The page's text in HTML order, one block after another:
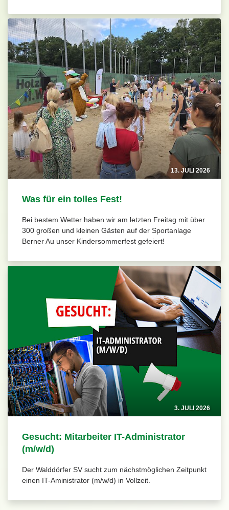
13. JULI 2026
Was für ein tolles Fest!
Bei bestem Wetter haben wir am letzten Freitag mit über
300 großen und kleinen Gästen auf der Sportanlage
Berner Au unser Kindersommerfest gefeiert!
3. JULI 2026
Gesucht: Mitarbeiter IT-Administrator
(m/w/d)
Der Walddörfer SV sucht zum nächstmöglichen Zeitpunkt
einen IT-Aministrator (m/w/d) in Vollzeit.